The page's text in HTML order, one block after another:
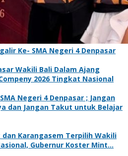
Ke- SMA Negeri 4 Denpasar
Wakili Bali Dalam Ajang
2026 Tingkat Nasional
Negeri 4 Denpasar ; Jangan
dan Jangan Takut untuk Belajar
dan Karangasem Terpilih Wakili
Gubernur Koster Mint…